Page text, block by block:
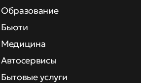
Образование
Бьюти
Медицина
Автосервисы
Бытовые услуги